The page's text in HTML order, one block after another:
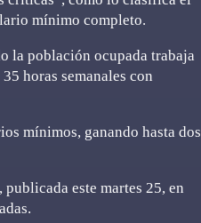
mínimo completo.
la población ocupada trabaja
horas semanales con
mínimos, ganando hasta dos
este martes 25, en